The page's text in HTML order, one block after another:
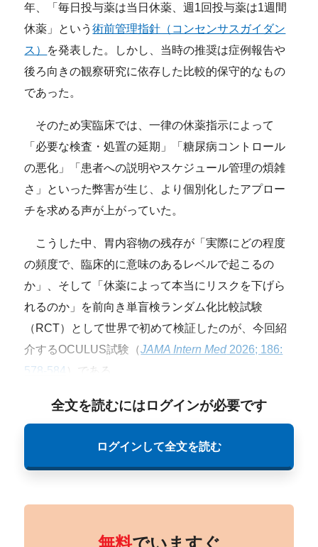
年、「毎日投与薬は当日休薬、週1回投与薬は1週間
休薬」という術前管理指針（コンセンサスガイダン
ス） を発表した。しかし、当時の推奨は症例報告や
後ろ向きの観察研究に依存した比較的保守的なもの
であった。
そのため実臨床では、一律の休薬指示によって
「必要な検査・処置の延期」「糖尿病コントロール
の悪化」「患者への説明やスケジュール管理の煩雑
さ」といった弊害が生じ、より個別化したアプロー
チを求める声が上がっていた。
こうした中、胃内容物の残存が「実際にどの程度
の頻度で、臨床的に意味のあるレベルで起こるの
か」、そして「休薬によって本当にリスクを下げら
れるのか」を前向き単盲検ランダム化比較試験
（RCT）として世界で初めて検証したのが、今回紹
介するOCULUS試験（JAMA Intern Med2026; 186:
578-584
）である。
全文を読むにはログインが必要です
ログインして全文を読む
無料でいますぐ